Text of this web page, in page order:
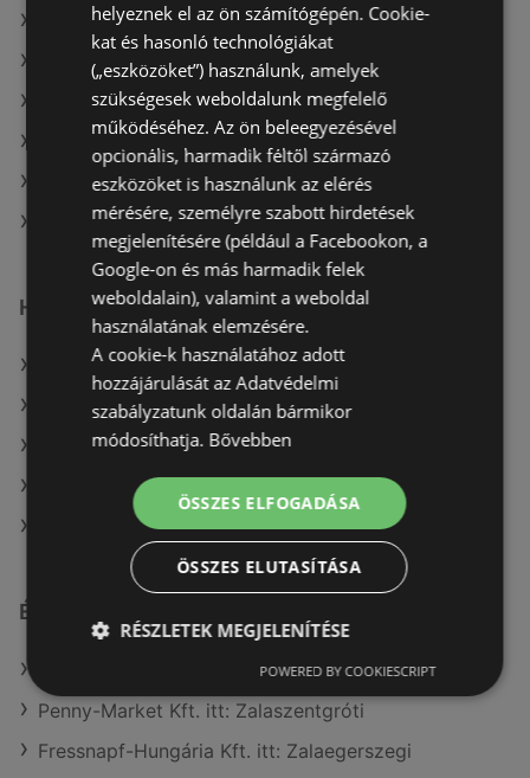
A(z) Media Markt ajánlatai
A(z) Office Depot aktuális akciós újságjai
A(z) Media Markt aktuális akciós újságjai
A(z) Euronics aktuális akciós újságjai
A(z) Alza.hu aktuális akciós újságjai
A(z) BestByte aktuális akciós újságjai
Hasonló kiskereskedők
A(z) BestByte ajánlatai
A(z) Euronics ajánlatai
A(z) Media Markt ajánlatai
A(z) Office Depot ajánlatai
A(z) eMAG ajánlatai
Érdeklődésre számot tartó elemek itt:
A(z) Reál üzletei itt: Gyöngyös
Penny-Market Kft. itt: Zalaszentgróti
Fressnapf-Hungária Kft. itt: Zalaegerszegi
helyeznek el az ön számítógépén. Cookie-
kat és hasonló technológiákat
(„eszközöket”) használunk, amelyek
szükségesek weboldalunk megfelelő
működéséhez. Az ön beleegyezésével
opcionális, harmadik féltől származó
eszközöket is használunk az elérés
mérésére, személyre szabott hirdetések
megjelenítésére (például a Facebookon, a
Google-on és más harmadik felek
weboldalain), valamint a weboldal
használatának elemzésére.
A cookie-k használatához adott
hozzájárulását az Adatvédelmi
szabályzatunk oldalán bármikor
módosíthatja. Bővebben
ÖSSZES ELFOGADÁSA
ÖSSZES ELUTASÍTÁSA
RÉSZLETEK MEGJELENÍTÉSE
POWERED BY COOKIESCRIPT